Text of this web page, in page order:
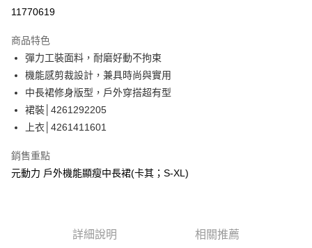
上海商業儲蓄銀行
臺灣中小企業銀行
匯豐（台灣）商業銀行
聯邦商業銀行
遠東國際商業銀行
元大商業銀行
永豐商業銀行
玉山商業銀行
台新國際商業銀行
台灣樂天信用卡公司
LINE Pay
Apple Pay
街口支付
悠遊付
Google Pay
大哥付你分期
2.付款方式選擇「大哥付你分期」，訂單成立後會自動跳轉到大哥付的交易
流程，驗證手機門號後，選擇欲分期的期數、繳款截止日，確認付款後即完
11770619
商品特色
彈力工裝面料，耐磨好動不拘束
機能感剪裁設計，兼具時尚與實用
中長裙修身版型，戶外穿搭超有型
裙裝│4261292205
上衣│4261411601
銷售重點
元動力 戶外機能顯瘦中長裙(卡其；S-XL)
詳細說明 相關推薦